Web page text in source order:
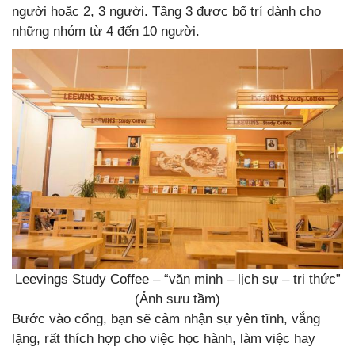
người hoặc 2, 3 người. Tầng 3 được bố trí dành cho
những nhóm từ 4 đến 10 người.
Leevings Study Coffee – “văn minh – lịch sự – tri thức”
(Ảnh sưu tầm)
Bước vào cổng, bạn sẽ cảm nhận sự yên tĩnh, vắng
lặng, rất thích hợp cho việc học hành, làm việc hay